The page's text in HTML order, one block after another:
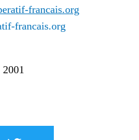
francais.org
francais.org